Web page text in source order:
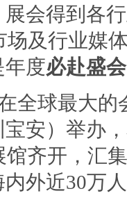
会得到各
场及行业媒
年度必赴盛会
全球最大
安）举办
齐开，汇
外近30万